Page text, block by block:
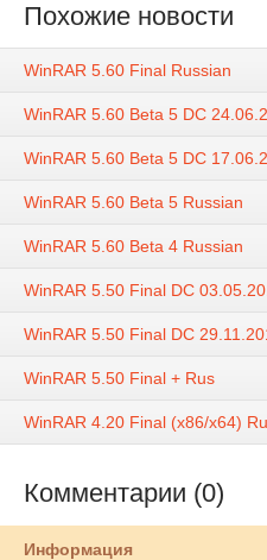
Похожие новости
WinRAR 5.60 Final Russian
WinRAR 5.60 Beta 5 DC
WinRAR 5.60 Beta 5 DC
WinRAR 5.60 Beta 5 Russian
WinRAR 5.60 Beta 4 Russian
WinRAR 5.50 Final DC
WinRAR 5.50 Final DC
WinRAR 5.50 Final + Rus
WinRAR 4.20 Final (x86/x64)
Комментарии (0)
Информация